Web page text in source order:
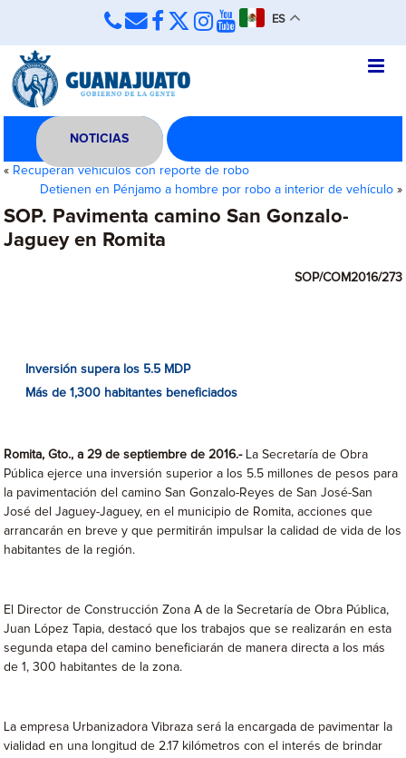
ES
NOTICIAS
« Recuperan vehículos con reporte de robo
Detienen en Pénjamo a hombre por robo a interior de vehículo»
SOP. Pavimenta camino San Gonzalo-
Jaguey en Romita
SOP/COM2016/273
Inversión supera los 5.5 MDP
Más de 1,300 habitantes beneficiados
Romita, Gto., a 29 de septiembre de 2016.-La Secretaría de Obra
Pública ejerce una inversión superior a los 5.5 millones de pesos para
la pavimentación del camino San Gonzalo-Reyes de San José-San
José del Jaguey-Jaguey, en el municipio de Romita, acciones que
arrancarán en breve y que permitirán impulsar la calidad de vida de los
habitantes de la región.
El Director de Construcción Zona A de la Secretaría de Obra Pública,
Juan López Tapia, destacó que los trabajos que se realizarán en esta
segunda etapa del camino beneficiarán de manera directa a los más
de 1, 300 habitantes de la zona.
La empresa Urbanizadora Vibraza será la encargada de pavimentar la
vialidad en una longitud de 2.17 kilómetros con el interés de brindar